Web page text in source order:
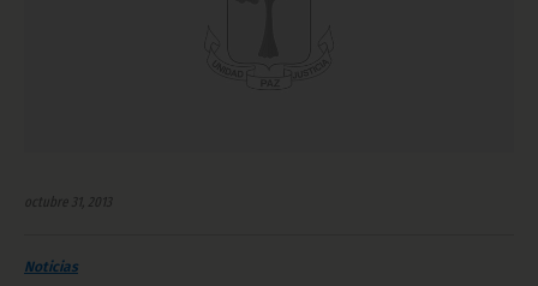
octubre 31, 2013
Noticias